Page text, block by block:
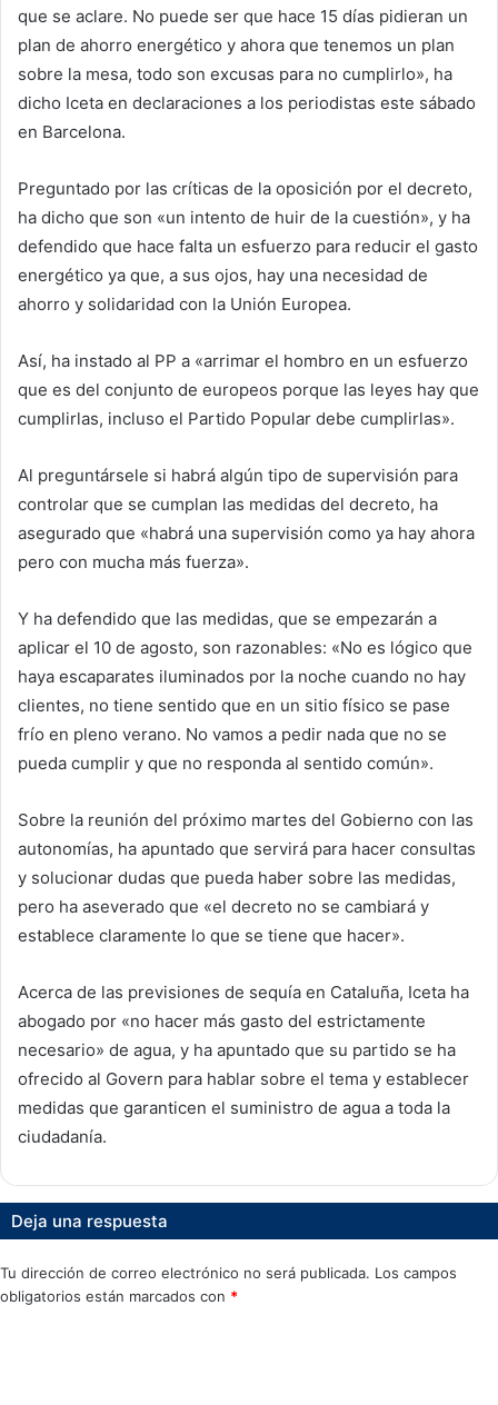
que se aclare. No puede ser que hace 15 días pidieran un
plan de ahorro energético y ahora que tenemos un plan
sobre la mesa, todo son excusas para no cumplirlo», ha
dicho Iceta en declaraciones a los periodistas este sábado
en Barcelona.
Preguntado por las críticas de la oposición por el decreto,
ha dicho que son «un intento de huir de la cuestión», y ha
defendido que hace falta un esfuerzo para reducir el gasto
energético ya que, a sus ojos, hay una necesidad de
ahorro y solidaridad con la Unión Europea.
Así, ha instado al PP a «arrimar el hombro en un esfuerzo
que es del conjunto de europeos porque las leyes hay que
cumplirlas, incluso el Partido Popular debe cumplirlas».
Al preguntársele si habrá algún tipo de supervisión para
controlar que se cumplan las medidas del decreto, ha
asegurado que «habrá una supervisión como ya hay ahora
pero con mucha más fuerza».
Y ha defendido que las medidas, que se empezarán a
aplicar el 10 de agosto, son razonables: «No es lógico que
haya escaparates iluminados por la noche cuando no hay
clientes, no tiene sentido que en un sitio físico se pase
frío en pleno verano. No vamos a pedir nada que no se
pueda cumplir y que no responda al sentido común».
Sobre la reunión del próximo martes del Gobierno con las
autonomías, ha apuntado que servirá para hacer consultas
y solucionar dudas que pueda haber sobre las medidas,
pero ha aseverado que «el decreto no se cambiará y
establece claramente lo que se tiene que hacer».
Acerca de las previsiones de sequía en Cataluña, Iceta ha
abogado por «no hacer más gasto del estrictamente
necesario» de agua, y ha apuntado que su partido se ha
ofrecido al Govern para hablar sobre el tema y establecer
medidas que garanticen el suministro de agua a toda la
ciudadanía.
Deja una respuesta
Tu dirección de correo electrónico no será publicada. Los campos
obligatorios están marcados con *